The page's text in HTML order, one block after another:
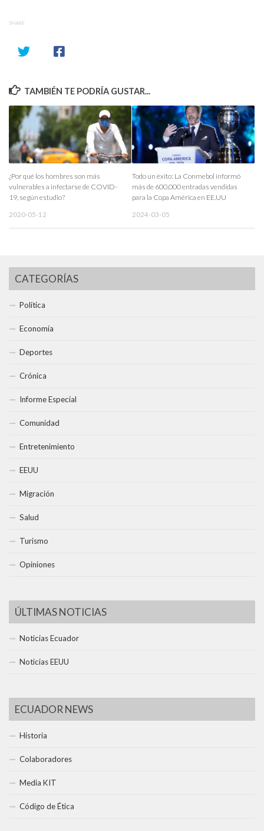
SHARE
TAMBIÉN TE PODRÍA GUSTAR...
¿Por qué los hombres son más
vulnerables a infectarse de COVID-
19, según estudio?
2020-05-12
Todo un éxito: La Conmebol informó
más de 600,000 entradas vendidas
para la Copa América en EE.UU
2024-03-05
CATEGORÍAS
Política
Economía
Deportes
Crónica
Informe Especial
Comunidad
Entretenimiento
EEUU
Migración
Salud
Turismo
Opiniones
ÚLTIMAS NOTICIAS
Noticias Ecuador
Noticias EEUU
ECUADOR NEWS
Historia
Colaboradores
Media KIT
Código de Ética